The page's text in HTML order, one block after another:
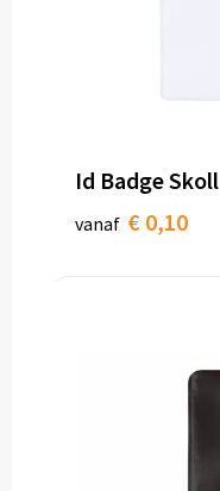
Id Badge Skoll
vanaf € 0,10